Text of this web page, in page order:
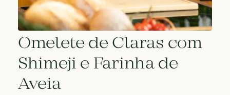
Omelete de Claras com
Shimeji e Farinha de
Aveia